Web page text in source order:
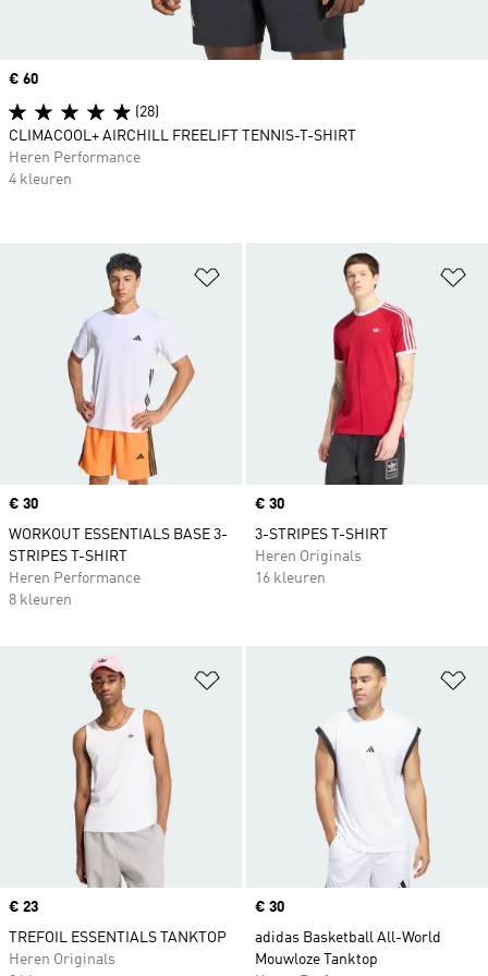
Op verlanglijst zetten
Price
€ 30
WORKOUT ESSENTIALS BASE 3-
STRIPES T-SHIRT
Heren Performance
8 kleuren
Price
€ 30
3-STRIPES T-SHIRT
Heren Originals
16 kleuren
Op verlanglijst zetten
Price
€ 23
TREFOIL ESSENTIALS TANKTOP
Heren Originals
Price
€ 30
adidas Basketball All-World
Mouwloze Tanktop
Price
€ 60
(28)
CLIMACOOL+ AIRCHILL FREELIFT TENNIS-T-SHIRT
Heren Performance
4 kleuren